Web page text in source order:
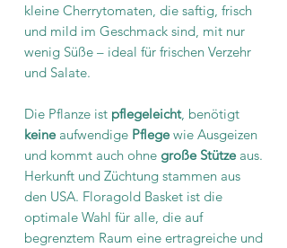
kleine Cherrytomaten, die saftig, frisch
und mild im Geschmack sind, mit nur
wenig Süße – ideal für frischen Verzehr
und Salate.
Die Pflanze ist pflegeleicht, benötigt
keine aufwendige Pflegewie Ausgeizen
und kommt auch ohne große Stützeaus.
Herkunft und Züchtung stammen aus
den USA. Floragold Basket ist die
optimale Wahl für alle, die auf
begrenztem Raum eine ertragreiche und